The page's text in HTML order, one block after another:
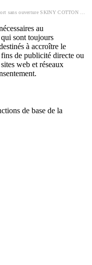
au
sont toujours
à accroître le
de publicité directe ou
web et réseaux
de base de la